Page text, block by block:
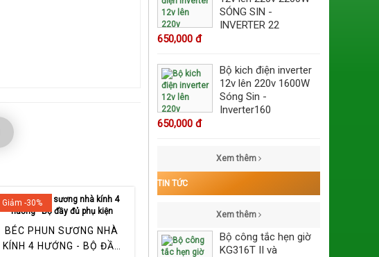
Giảm -30%
BÉC PHUN SƯƠNG NHÀ
KÍNH 4 HƯỚNG - BỘ ĐẦY
SÓNG SIN -
INVERTER 22
650,000 đ
Bộ kich điện inverter
12v lên 220v 1600W
Sóng Sin -
Inverter160
650,000 đ
Xem thêm
TIN TỨC
Xem thêm
Bộ công tắc hẹn giờ
KG316T II và